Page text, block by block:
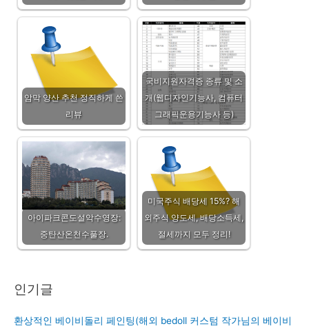
암막 양산 추천 정직하게 쓴
리뷰
국비지원자격증 종류 및 소
개(웹디자인기능사, 컴퓨터
그래픽운용기능사 등)
아이파크콘도설악수영장:
중탄산온천수풀장.
미국주식 배당세 15%? 해
외주식 양도세, 배당소득세,
절세까지 모두 정리!
인기글
환상적인 베이비돌리 페인팅(해외 bedoll 커스텀 작가님의 베이비